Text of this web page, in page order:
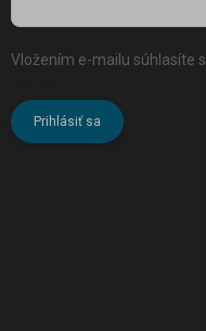
Vložením e-mailu súhlasíte s
Prihlásiť sa